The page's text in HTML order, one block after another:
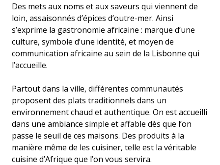
Des mets aux noms et aux saveurs qui viennent de
loin, assaisonnés d’épices d’outre-mer. Ainsi
s’exprime la gastronomie africaine : marque d’une
culture, symbole d’une identité, et moyen de
communication africaine au sein de la Lisbonne qui
l’accueille.
Partout dans la ville, différentes communautés
proposent des plats traditionnels dans un
environnement chaud et authentique. On est accueilli
dans une ambiance simple et affable dès que l’on
passe le seuil de ces maisons. Des produits à la
manière même de les cuisiner, telle est la véritable
cuisine d’Afrique que l’on vous servira.